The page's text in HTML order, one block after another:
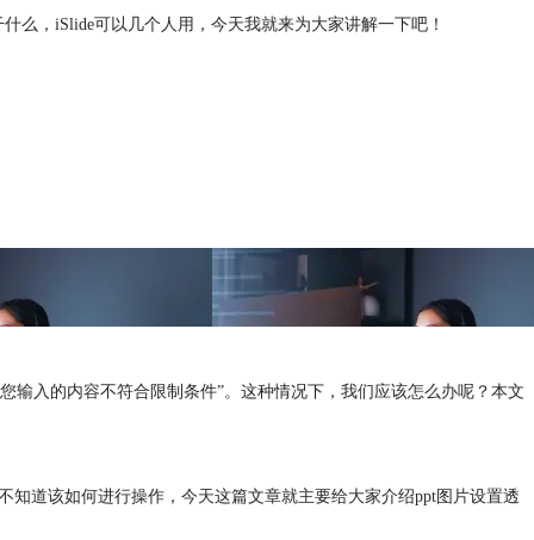
么，iSlide可以几个人用，今天我就来为大家讲解一下吧！
输入的内容不符合限制条件”。这种情况下，我们应该怎么办呢？本文
道该如何进行操作，今天这篇文章就主要给大家介绍ppt图片设置透